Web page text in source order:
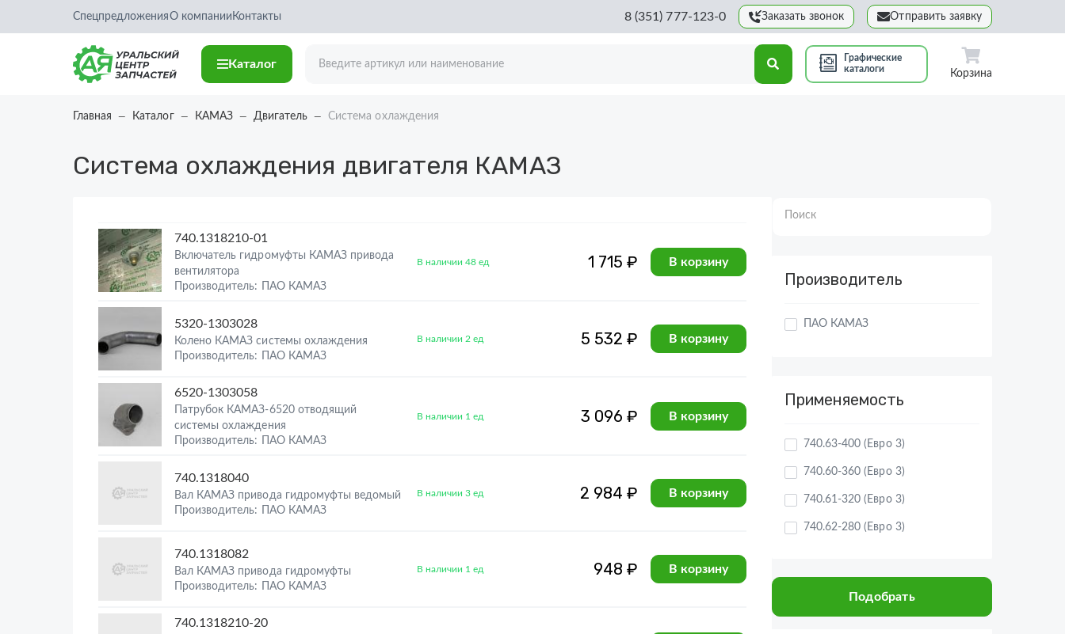
СпецпредложенияО компании Контакты 8 (351) 777-123-0 Заказать звонок Отправить заявку
Каталог
Графические
каталоги
Корзина
Главная Каталог КАМАЗ Двигатель Система охлаждения
Система охлаждения двигателя КАМАЗ
740.1318210-01
Включатель гидромуфты КАМАЗ привода
вентилятора
Производитель: ПАО КАМАЗ
В наличии 48 ед 1 715 ₽ В корзину
5320-1303028
Колено КАМАЗ системы охлаждения
Производитель: ПАО КАМАЗ
В наличии 2 ед 5 532 ₽ В корзину
6520-1303058
Патрубок КАМАЗ-6520 отводящий
системы охлаждения
Производитель: ПАО КАМАЗ
В наличии 1 ед 3 096 ₽ В корзину
740.1318040
Вал КАМАЗ привода гидромуфты ведомый
Производитель: ПАО КАМАЗ
В наличии 3 ед 2 984 ₽ В корзину
740.1318082
Вал КАМАЗ привода гидромуфты
Производитель: ПАО КАМАЗ
В наличии 1 ед 948 ₽ В корзину
740.1318210-20
ПАО КАМАЗ
740.63-400 (Евро 3)
КамАЗ-6520 (Euro-2, 3)